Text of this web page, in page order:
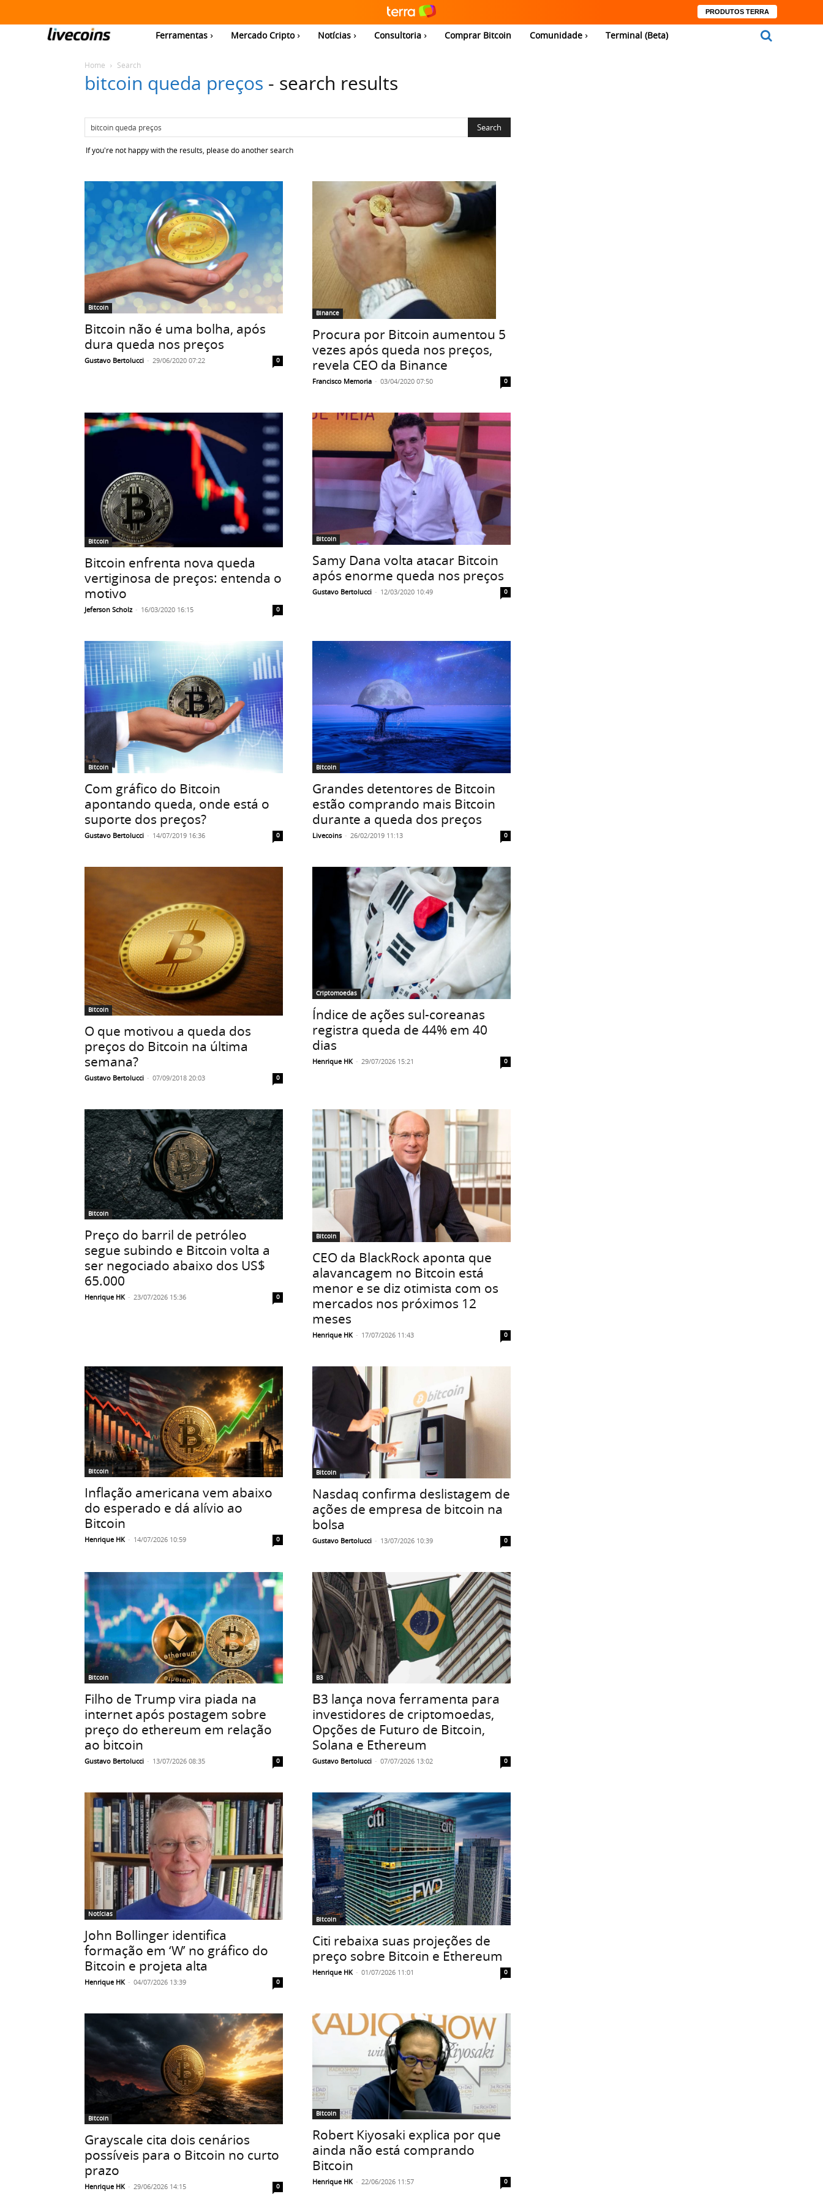
PRODUTOS TERRA
Ferramentas Mercado Cripto Notícias Consultoria Comprar Bitcoin Comunidade Terminal (Beta)
Home Search
bitcoin queda preços - search results
If you're not happy with the results, please do another search
Bitcoin
Bitcoin não é uma bolha, após
dura queda nos preços
Gustavo Bertolucci - 29/06/2020 07:22 0
Binance
Procura por Bitcoin aumentou 5
vezes após queda nos preços,
revela CEO da Binance
Francisco Memoria - 03/04/2020 07:50 0
Bitcoin
Bitcoin enfrenta nova queda
vertiginosa de preços: entenda o
motivo
Jeferson Scholz - 16/03/2020 16:15 0
Bitcoin
Samy Dana volta atacar Bitcoin
após enorme queda nos preços
Gustavo Bertolucci - 12/03/2020 10:49 0
Bitcoin
Com gráfico do Bitcoin
apontando queda, onde está o
suporte dos preços?
Gustavo Bertolucci - 14/07/2019 16:36 0
Bitcoin
Grandes detentores de Bitcoin
estão comprando mais Bitcoin
durante a queda dos preços
Livecoins - 26/02/2019 11:13 0
Bitcoin
O que motivou a queda dos
preços do Bitcoin na última
semana?
Gustavo Bertolucci - 07/09/2018 20:03 0
Criptomoedas
Índice de ações sul-coreanas
registra queda de 44% em 40
dias
Henrique HK - 29/07/2026 15:21 0
Bitcoin
Preço do barril de petróleo
segue subindo e Bitcoin volta a
ser negociado abaixo dos US$
65.000
Henrique HK - 23/07/2026 15:36 0
Bitcoin
CEO da BlackRock aponta que
alavancagem no Bitcoin está
menor e se diz otimista com os
mercados nos próximos 12
meses
Henrique HK - 17/07/2026 11:43 0
Bitcoin
Inflação americana vem abaixo
do esperado e dá alívio ao
Bitcoin
Henrique HK - 14/07/2026 10:59 0
Bitcoin
Nasdaq confirma deslistagem de
ações de empresa de bitcoin na
bolsa
Gustavo Bertolucci - 13/07/2026 10:39 0
Bitcoin
Filho de Trump vira piada na
internet após postagem sobre
preço do ethereum em relação
ao bitcoin
Gustavo Bertolucci - 13/07/2026 08:35 0
B3
B3 lança nova ferramenta para
investidores de criptomoedas,
Opções de Futuro de Bitcoin,
Solana e Ethereum
Gustavo Bertolucci - 07/07/2026 13:02 0
Notícias
John Bollinger identifica
formação em ‘W’ no gráfico do
Bitcoin e projeta alta
Henrique HK - 04/07/2026 13:39 0
Bitcoin
Citi rebaixa suas projeções de
preço sobre Bitcoin e Ethereum
Henrique HK - 01/07/2026 11:01 0
Bitcoin
Grayscale cita dois cenários
possíveis para o Bitcoin no curto
prazo
Henrique HK - 29/06/2026 14:15 0
Bitcoin
Robert Kiyosaki explica por que
ainda não está comprando
Bitcoin
Henrique HK - 22/06/2026 11:57 0